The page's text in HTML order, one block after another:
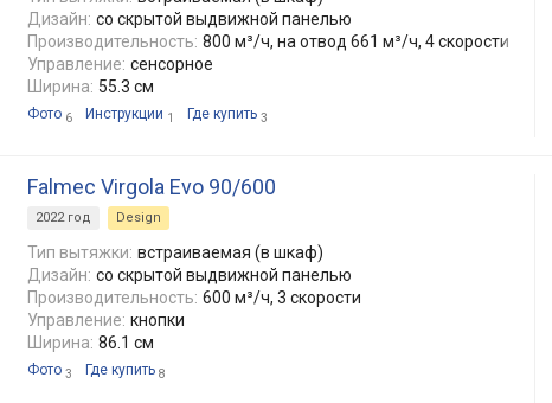
Дизайн: со скрытой выдвижной панелью
Производительность: 800 м³/ч, на отвод 661 м³/ч, 4 скорости
Управление: сенсорное
Ширина: 55.3 см
Фото 6 Инструкции 1 Где купить 3
Falmec Virgola Evo 90/600
2022 год Design
Тип вытяжки: встраиваемая (в шкаф)
Дизайн: со скрытой выдвижной панелью
Производительность: 600 м³/ч, 3 скорости
Управление: кнопки
Ширина: 86.1 см
Фото 3 Где купить 8